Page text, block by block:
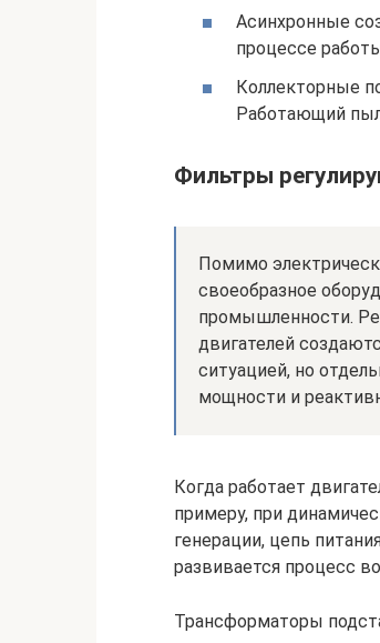
Асинхронные
процессе
Коллекторные
Работающий
Фильтры
Помимо
своеобразное
промышленности.
двигателей
ситуацией, но
мощности и
Когда работает
примеру, при
генерации, цепь
развивается процесс
Трансформаторы